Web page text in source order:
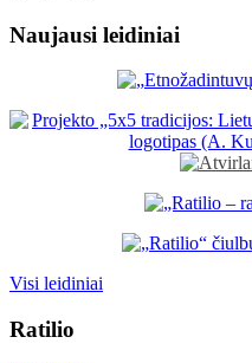
Naujausi leidiniai
Visi leidiniai
Ratilio